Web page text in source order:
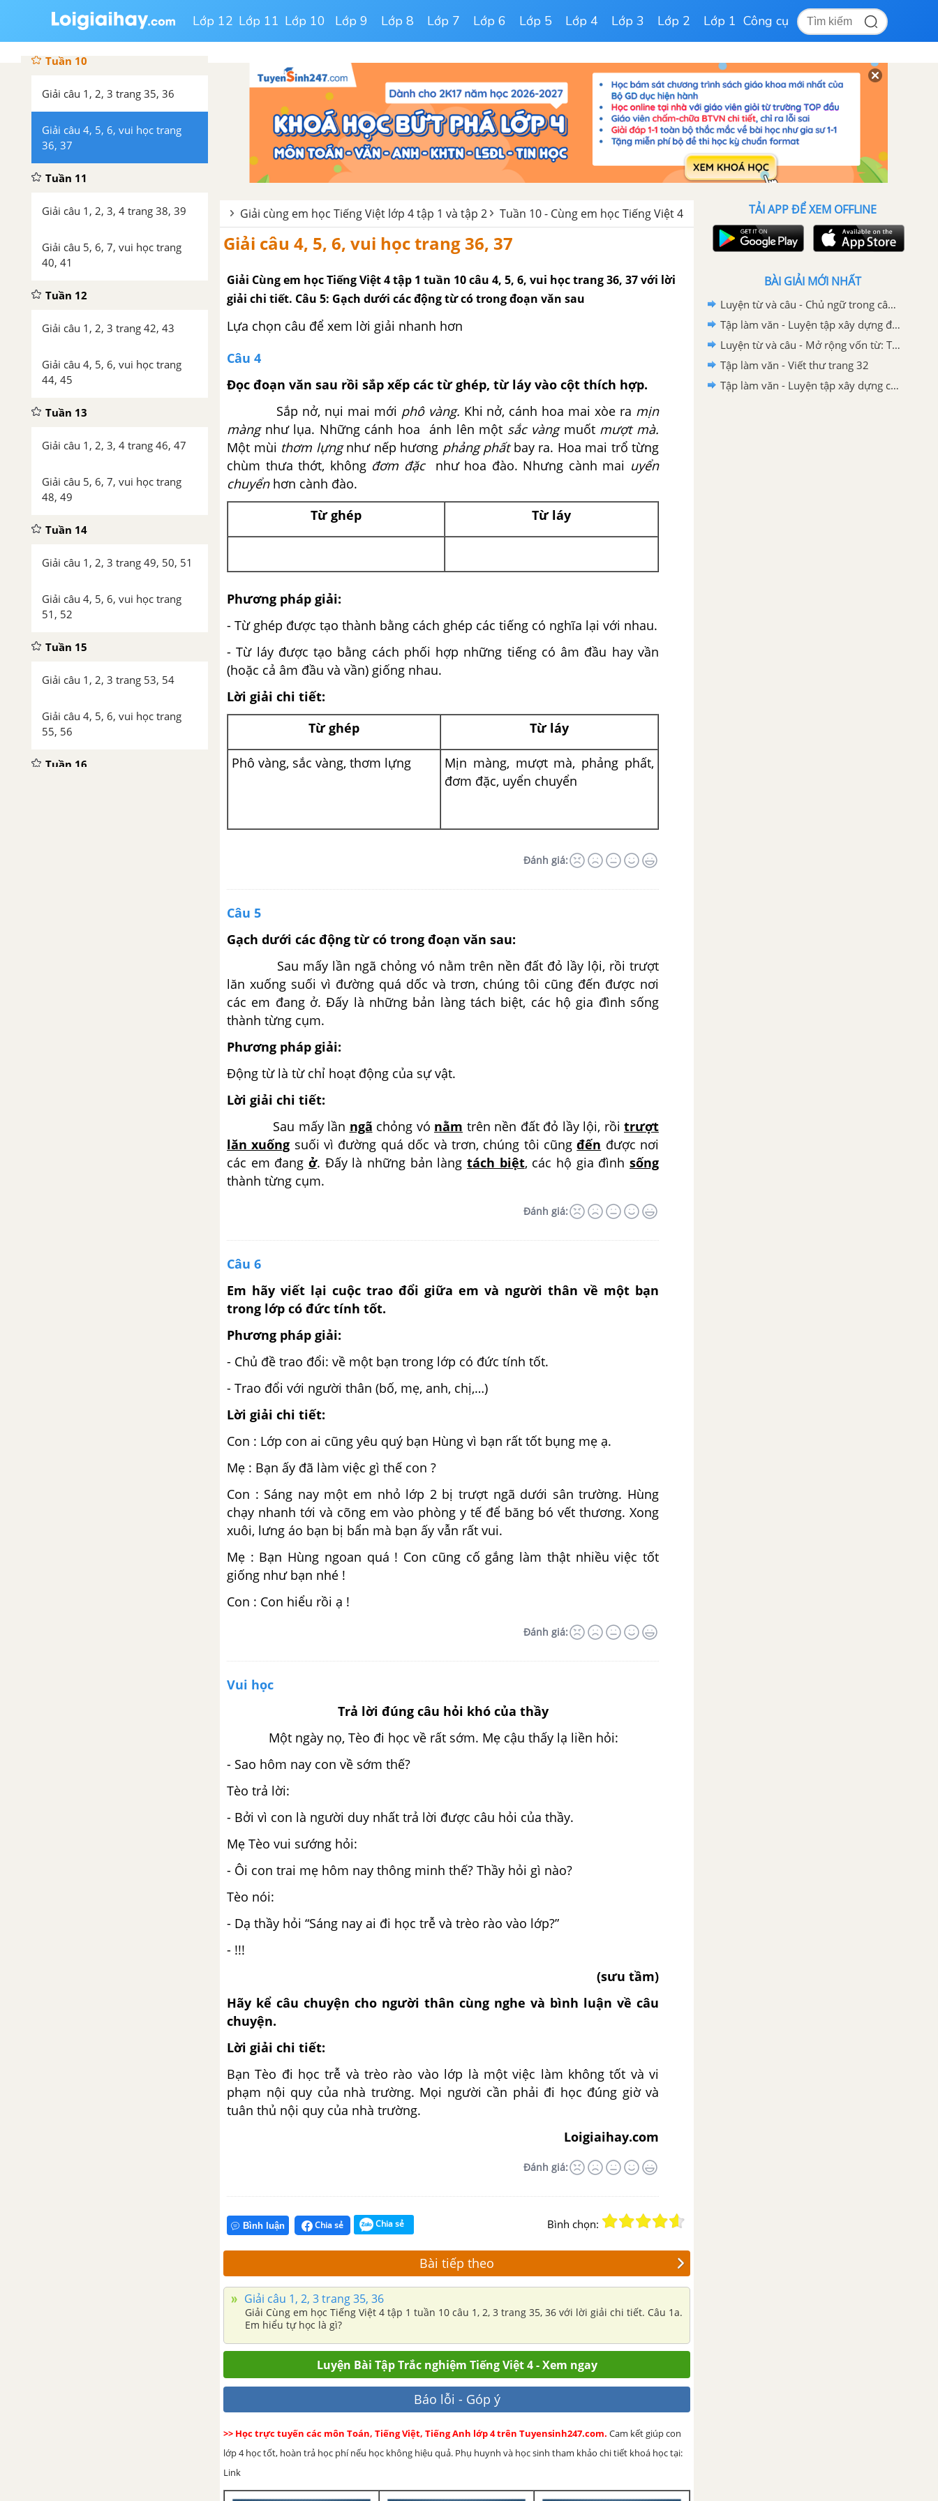
Lớp 12 Lớp 11 Lớp 10 Lớp 9 Lớp 8 Lớp 7 Lớp 6 Lớp 5 Lớp 4 Lớp 3 Lớp 2 Lớp 1 Công cụ
Giải câu 4, 5, 6, vui học trang
33, 34
Tuần 10
Giải câu 1, 2, 3 trang 35, 36
Giải câu 4, 5, 6, vui học trang
36, 37
Tuần 11
Giải câu 1, 2, 3, 4 trang 38, 39
Giải câu 5, 6, 7, vui học trang
40, 41
Tuần 12
Giải câu 1, 2, 3 trang 42, 43
Giải câu 4, 5, 6, vui học trang
44, 45
Tuần 13
Giải câu 1, 2, 3, 4 trang 46, 47
Giải câu 5, 6, 7, vui học trang
48, 49
Tuần 14
Giải câu 1, 2, 3 trang 49, 50, 51
Giải câu 4, 5, 6, vui học trang
51, 52
Tuần 15
Giải câu 1, 2, 3 trang 53, 54
Giải câu 4, 5, 6, vui học trang
55, 56
Tuần 16
Giải cùng em học Tiếng Việt lớp 4 tập 1 và tập 2 Tuần 10 - Cùng em học Tiếng Việt 4
Giải câu 4, 5, 6, vui học trang 36, 37
Giải Cùng em học Tiếng Việt 4 tập 1 tuần 10 câu 4, 5, 6, vui học trang 36, 37 với lời
giải chi tiết. Câu 5: Gạch dưới các động từ có trong đoạn văn sau
Lựa chọn câu để xem lời giải nhanh hơn
Câu 4
Đọc đoạn văn sau rồi sắp xếp các từ ghép, từ láy vào cột thích hợp.
Sắp nở, nụi mai mới phô vàng. Khi nở, cánh hoa mai xòe ra mịn
màng như lụa. Những cánh hoa ánh lên một sắc vàng muốt mượt mà.
Một mùi thơm lựngnhư nếp hương phảng phấtbay ra. Hoa mai trổ từng
chùm thưa thớt, không đơm đặc như hoa đào. Nhưng cành mai uyển
chuyển hơn cành đào.
Từ ghép
Từ láy
Phương pháp giải:
- Từ ghép được tạo thành bằng cách ghép các tiếng có nghĩa lại với nhau.
- Từ láy được tạo bằng cách phối hợp những tiếng có âm đầu hay vần
(hoặc cả âm đầu và vần) giống nhau.
Lời giải chi tiết:
Từ ghép
Từ láy
Phô vàng, sắc vàng, thơm lựng
Mịn màng, mượt mà, phảng phất,
đơm đặc, uyển chuyển
Đánh giá:
Câu 5
Gạch dưới các động từ có trong đoạn văn sau:
Sau mấy lần ngã chỏng vó nằm trên nền đất đỏ lầy lội, rồi trượt
lăn xuống suối vì đường quá dốc và trơn, chúng tôi cũng đến được nơi
các em đang ở. Đấy là những bản làng tách biệt, các hộ gia đình sống
thành từng cụm.
Phương pháp giải:
Động từ là từ chỉ hoạt động của sự vật.
Lời giải chi tiết:
Sau mấy lần ngã chỏng vó nằm trên nền đất đỏ lầy lội, rồi trượt
lăn xuống suối vì đường quá dốc và trơn, chúng tôi cũngđến được nơi
các em đang ở. Đấy là những bản làng tách biệt, các hộ gia đìnhsống
thành từng cụm.
Đánh giá:
Câu 6
Em hãy viết lại cuộc trao đổi giữa em và người thân về một bạn
trong lớp có đức tính tốt.
Phương pháp giải:
- Chủ đề trao đổi: về một bạn trong lớp có đức tính tốt.
- Trao đổi với người thân (bố, mẹ, anh, chị,…)
Lời giải chi tiết:
Con : Lớp con ai cũng yêu quý bạn Hùng vì bạn rất tốt bụng mẹ ạ.
Mẹ : Bạn ấy đã làm việc gì thế con ?
Con : Sáng nay một em nhỏ lớp 2 bị trượt ngã dưới sân trường. Hùng
chạy nhanh tới và cõng em vào phòng y tế để băng bó vết thương. Xong
xuôi, lưng áo bạn bị bẩn mà bạn ấy vẫn rất vui.
Mẹ : Bạn Hùng ngoan quá ! Con cũng cố gắng làm thật nhiều việc tốt
giống như bạn nhé !
Con : Con hiểu rồi ạ !
Đánh giá:
Vui học
Trả lời đúng câu hỏi khó của thầy
Một ngày nọ, Tèo đi học về rất sớm. Mẹ cậu thấy lạ liền hỏi:
- Sao hôm nay con về sớm thế?
Tèo trả lời:
- Bởi vì con là người duy nhất trả lời được câu hỏi của thầy.
Mẹ Tèo vui sướng hỏi:
- Ôi con trai mẹ hôm nay thông minh thế? Thầy hỏi gì nào?
Tèo nói:
- Dạ thầy hỏi “Sáng nay ai đi học trễ và trèo rào vào lớp?”
- !!!
(sưu tầm)
Hãy kể câu chuyện cho người thân cùng nghe và bình luận về câu
chuyện.
Lời giải chi tiết:
Bạn Tèo đi học trễ và trèo rào vào lớp là một việc làm không tốt và vi
phạm nội quy của nhà trường. Mọi người cần phải đi học đúng giờ và
tuân thủ nội quy của nhà trường.
Loigiaihay.com
Đánh giá:
Bình luận Chia sẻ Chia sẻ Bình chọn:
Bài tiếp theo
Giải câu 1, 2, 3 trang 35, 36
Giải Cùng em học Tiếng Việt 4 tập 1 tuần 10 câu 1, 2, 3 trang 35, 36 với lời giải chi tiết. Câu 1a.
Em hiểu tự học là gì?
Luyện Bài Tập Trắc nghiệm Tiếng Việt 4 - Xem ngay
Báo lỗi - Góp ý
>> Học trực tuyến các môn Toán, Tiếng Việt, Tiếng Anh lớp 4 trên Tuyensinh247.com. Cam kết giúp con
lớp 4 học tốt, hoàn trả học phí nếu học không hiệu quả. Phụ huynh và học sinh tham khảo chi tiết khoá học tại:
Link
TẢI APP ĐỂ XEM OFFLINE
BÀI GIẢI MỚI NHẤT
Luyện từ và câu - Chủ ngữ trong câu kể Ai thế nào? trang 20, 21, 22
Tập làm văn - Luyện tập xây dựng đoạn văn kể chuyện trang 45, 46
Luyện từ và câu - Mở rộng vốn từ: Trung thực - Tự trọng trang 40, 41
Tập làm văn - Viết thư trang 32
Tập làm văn - Luyện tập xây dựng cốt truyện trang 29